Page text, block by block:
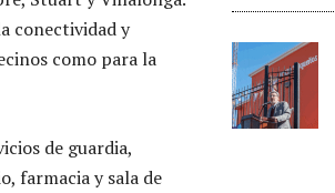
conectividad y
como para la
de guardia,
farmacia y sala de